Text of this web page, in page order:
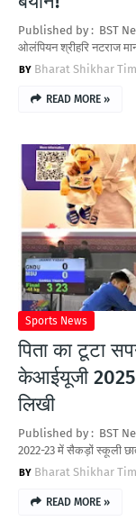
Published by : BST
ओलंपियन श्रीहरि नटराज
Bharat Shikhar
READ MORE »
Sports News
पिता का टूटा
केआईयूजी 2025
लिखी
Published by : BST
2022-23 में सैकड़ों स्कूली
Bharat Shikhar
READ MORE »